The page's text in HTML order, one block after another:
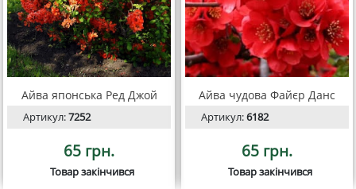
Айва японська Ред Джой
Артикул:7252
65 грн.
Товар закінчився
Айва чудова Файєр Данс
Артикул:6182
65 грн.
Товар закінчився